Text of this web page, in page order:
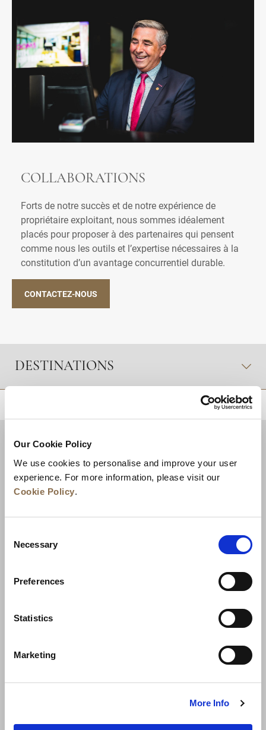
Our Cookie Policy
We use cookies to personalise and improve your user
experience. For more information, please visit our
Cookie Policy.
Selection
Necessary
Preferences
Statistics
Marketing
More Info
COLLABORATIONS
Forts de notre succès et de notre expérience de
propriétaire exploitant, nous sommes idéalement
placés pour proposer à des partenaires qui pensent
comme nous les outils et l’expertise nécessaires à la
constitution d’un avantage concurrentiel durable.
CONTACTEZ-NOUS
DESTINATIONS
RETOUR EN HAUT DE PAGE